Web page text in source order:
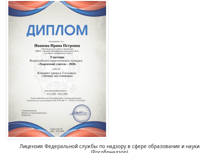
Лицензия Федеральной службы по надзору в сфере образования и науки